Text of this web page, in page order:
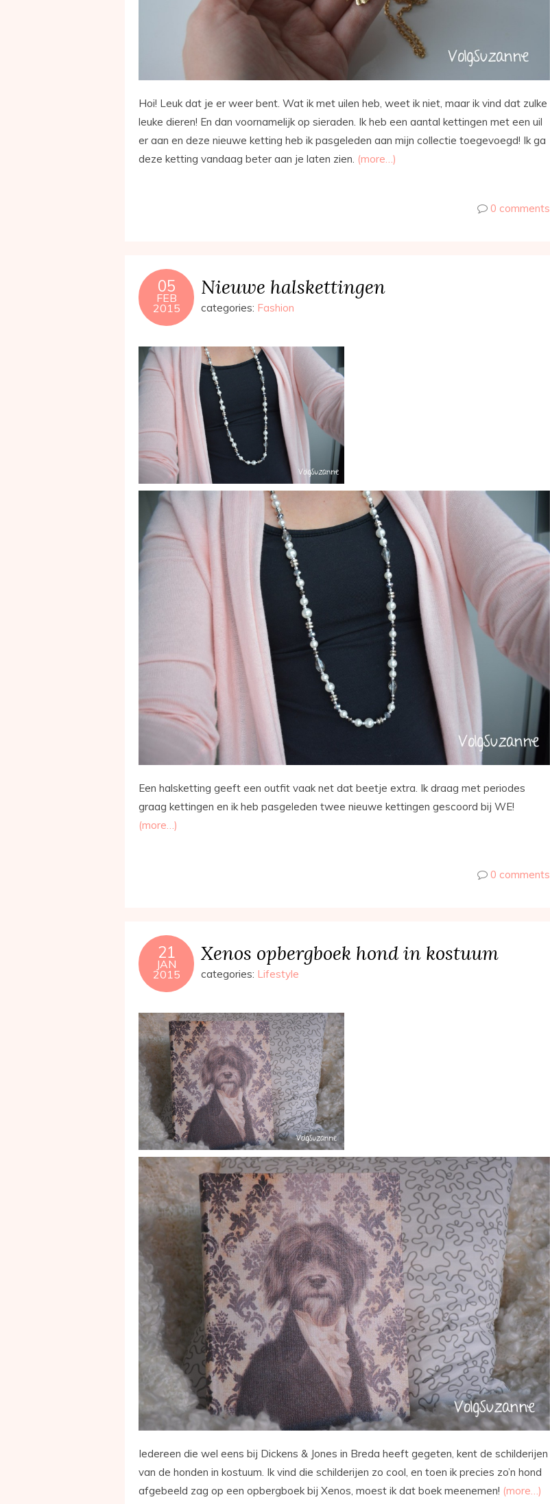
Hoi! Leuk dat je er weer bent. Wat ik met uilen heb, weet ik niet, maar ik vind dat zulke
leuke dieren! En dan voornamelijk op sieraden. Ik heb een aantal kettingen met een uil
er aan en deze nieuwe ketting heb ik pasgeleden aan mijn collectie toegevoegd! Ik ga
deze ketting vandaag beter aan je laten zien. (more…)
0 comments
05
FEB
2015
Nieuwe halskettingen
categories: Fashion
Een halsketting geeft een outfit vaak net dat beetje extra. Ik draag met periodes
graag kettingen en ik heb pasgeleden twee nieuwe kettingen gescoord bij WE!
(more…)
0 comments
21
JAN
2015
Xenos opbergboek hond in kostuum
categories: Lifestyle
Iedereen die wel eens bij Dickens & Jones in Breda heeft gegeten, kent de schilderijen
van de honden in kostuum. Ik vind die schilderijen zo cool, en toen ik precies zo’n hond
afgebeeld zag op een opbergboek bij Xenos, moest ik dat boek meenemen! (more…)